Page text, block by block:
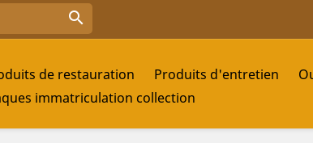

de restauration Produits d'entretien
immatriculation collection